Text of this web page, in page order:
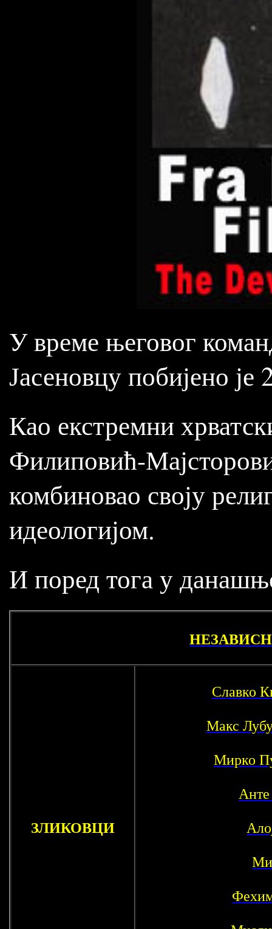
У време његовог
Јасеновцу побијено
Као екстремни
Филиповић-
комбиновао своју
идеологијом.
И поред тога у
ЗЛИКОВЦИ
Славко
Макс
Мирко